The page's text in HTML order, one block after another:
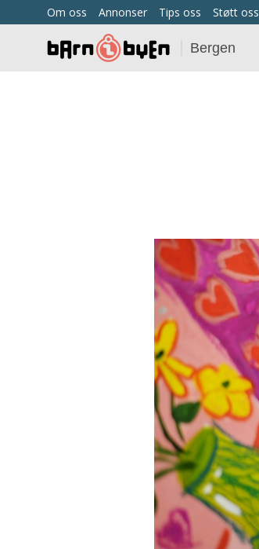
Om oss Annonser Tips oss Støtt oss
Bergen